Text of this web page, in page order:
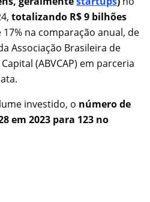
totalizando R$ 9 bilhões
na comparação anual, de
Associação Brasileira de
(ABVCAP) em parceria
investido, o número de
em 2023 para 123 no